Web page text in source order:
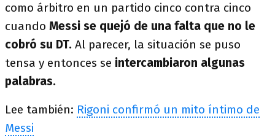
como árbitro en un partido cinco contra cinco
cuando Messi se quejó de una falta que no le
cobró su DT. Al parecer, la situación se puso
tensa y entonces se intercambiaron algunas
palabras.
Lee también: Rigoni confirmó un mito íntimo de
Messi